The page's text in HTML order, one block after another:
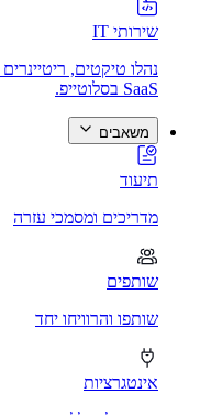
שירותי IT
נהלו טיקטים,
SaaS בסלוטייפ.
משאבים
תיעוד
מדריכים ומסמכי עזרה
שותפים
שותפו והרוויחו יחד
אינטגרציות